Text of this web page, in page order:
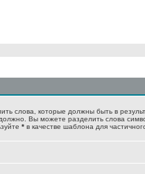
слова, которые должны быть в
должно. Вы можете разделить слова
* в качестве шаблона для